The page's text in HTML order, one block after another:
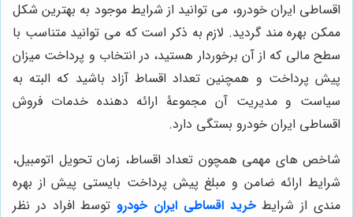
اقساطی ایران خودرو، می توانید از شرایط موجود به بهترین شکل
ممکن بهره مند گردید. لازم به ذکر است که می توانید متناسب با
سطح مالی که از آن برخوردار هستید، در انتخاب و پرداخت میزان
پیش پرداخت و همچنین تعداد اقساط آزاد باشید که البته به
سیاست و مدیریت آن مجموعۀ ارائه دهنده خدمات فروش
اقساطی ایران خودرو بستگی دارد.
شاخص های مهمی همچون تعداد اقساط، زمان تحویل اتومبیل،
شرایط ارائه ضامن و مبلغ پیش پرداخت بایستی پیش از بهره
مندی از شرایطخرید اقساطی ایران خودرو توسط افراد در نظر